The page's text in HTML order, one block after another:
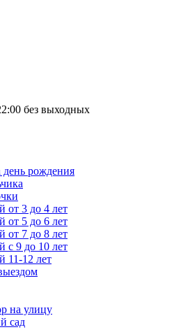
без выходных
рождения
от 3 до 4 лет
от 5 до 6 лет
от 7 до 8 лет
с 9 до 10 лет
11-12 лет
на улицу
сад